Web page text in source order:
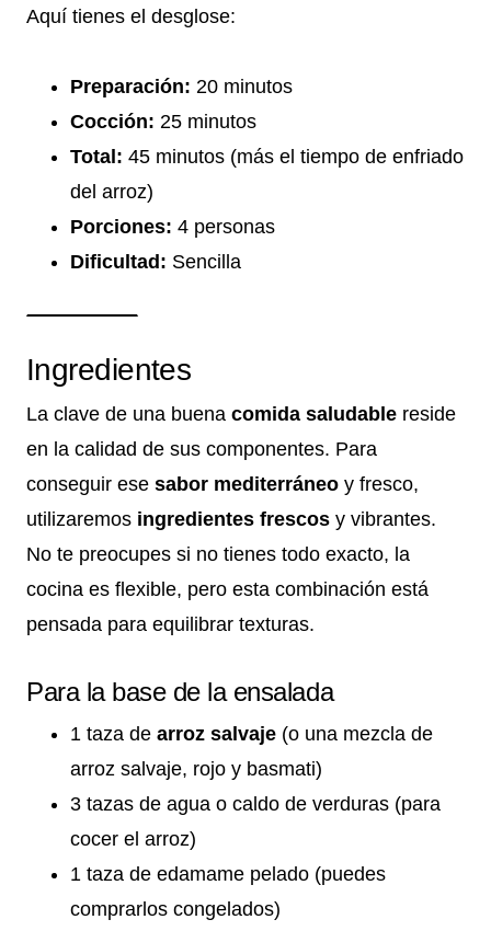
Aquí tienes el desglose:
Preparación: 20 minutos
Cocción: 25 minutos
Total: 45 minutos (más el tiempo de enfriado
del arroz)
Porciones: 4 personas
Dificultad: Sencilla
Ingredientes
La clave de una buena comida saludable reside
en la calidad de sus componentes. Para
conseguir ese sabor mediterráneo y fresco,
utilizaremos ingredientes frescos y vibrantes.
No te preocupes si no tienes todo exacto, la
cocina es flexible, pero esta combinación está
pensada para equilibrar texturas.
Para la base de la ensalada
1 taza de arroz salvaje (o una mezcla de
arroz salvaje, rojo y basmati)
3 tazas de agua o caldo de verduras (para
cocer el arroz)
1 taza de edamame pelado (puedes
comprarlos congelados)